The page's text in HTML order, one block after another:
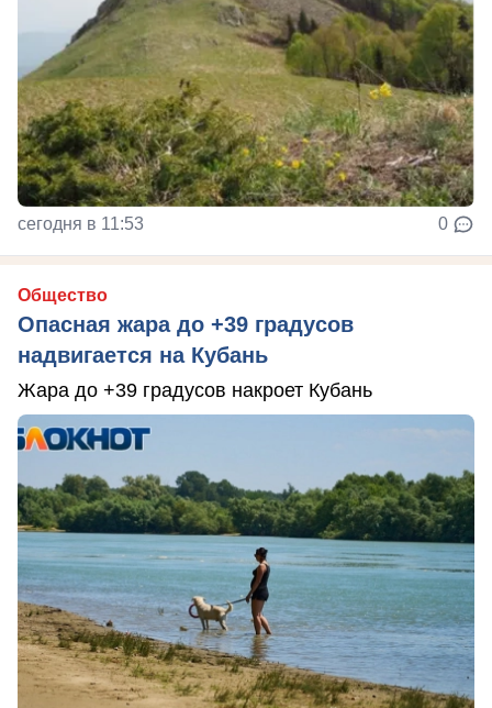
сегодня в 11:53 0
Общество
Опасная жара до +39 градусов
надвигается на Кубань
Жара до +39 градусов накроет Кубань